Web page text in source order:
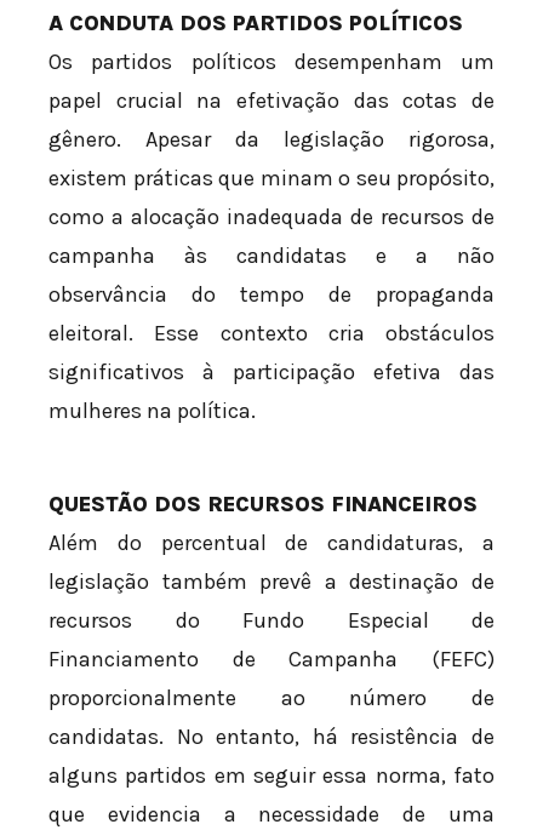
A CONDUTA DOS PARTIDOS POLÍTICOS
Os partidos políticos desempenham um
papel crucial na efetivação das cotas de
gênero. Apesar da legislação rigorosa,
existem práticas que minam o seu propósito,
como a alocação inadequada de recursos de
campanha às candidatas e a não
observância do tempo de propaganda
eleitoral. Esse contexto cria obstáculos
significativos à participação efetiva das
mulheres na política.
QUESTÃO DOS RECURSOS FINANCEIROS
Além do percentual de candidaturas, a
legislação também prevê a destinação de
recursos do Fundo Especial de
Financiamento de Campanha (FEFC)
proporcionalmente ao número de
candidatas. No entanto, há resistência de
alguns partidos em seguir essa norma, fato
que evidencia a necessidade de uma